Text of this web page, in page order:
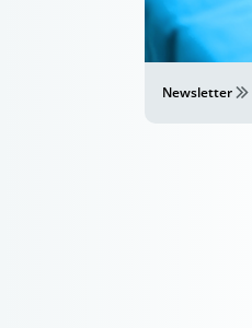
Newsletter